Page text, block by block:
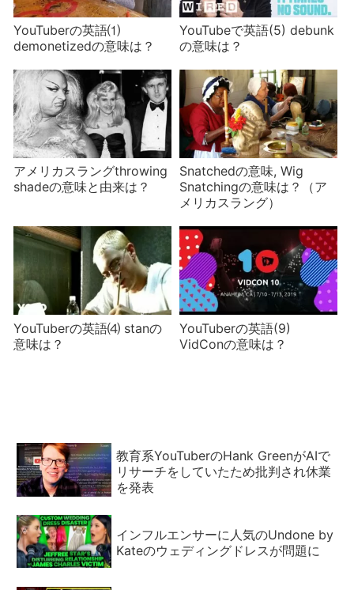
YouTuberの英語⑴
demonetizedの意味は？
YouTubeで英語(5) debunk
の意味は？
アメリカスラングthrowing
shadeの意味と由来は？
Snatchedの意味, Wig
Snatchingの意味は？（ア
メリカスラング）
YouTuberの英語⑷ stanの
意味は？
YouTuberの英語(9)
VidConの意味は？
教育系YouTuberのHank GreenがAIで
リサーチをしていたため批判され休業
を発表
インフルエンサーに人気のUndone by
Kateのウェディングドレスが問題に